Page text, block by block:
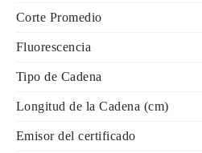
Corte Promedio
Fluorescencia
Tipo de Cadena
Longitud de la Cadena (cm)
Emisor del certificado